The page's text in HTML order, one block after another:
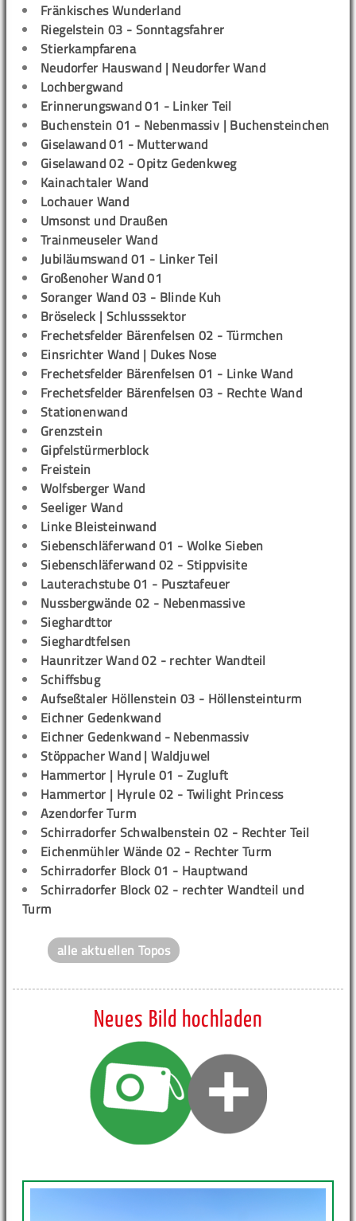
Fränkisches Wunderland
Riegelstein 03 - Sonntagsfahrer
Stierkampfarena
Neudorfer Hauswand | Neudorfer Wand
Lochbergwand
Erinnerungswand 01 - Linker Teil
Buchenstein 01 - Nebenmassiv | Buchensteinchen
Giselawand 01 - Mutterwand
Giselawand 02 - Opitz Gedenkweg
Kainachtaler Wand
Lochauer Wand
Umsonst und Draußen
Trainmeuseler Wand
Jubiläumswand 01 - Linker Teil
Großenoher Wand 01
Soranger Wand 03 - Blinde Kuh
Bröseleck | Schlusssektor
Frechetsfelder Bärenfelsen 02 - Türmchen
Einsrichter Wand | Dukes Nose
Frechetsfelder Bärenfelsen 01 - Linke Wand
Frechetsfelder Bärenfelsen 03 - Rechte Wand
Stationenwand
Grenzstein
Gipfelstürmerblock
Freistein
Wolfsberger Wand
Seeliger Wand
Linke Bleisteinwand
Siebenschläferwand 01 - Wolke Sieben
Siebenschläferwand 02 - Stippvisite
Lauterachstube 01 - Pusztafeuer
Nussbergwände 02 - Nebenmassive
Sieghardttor
Sieghardtfelsen
Haunritzer Wand 02 - rechter Wandteil
Schiffsbug
Aufseßtaler Höllenstein 03 - Höllensteinturm
Eichner Gedenkwand
Eichner Gedenkwand - Nebenmassiv
Stöppacher Wand | Waldjuwel
Hammertor | Hyrule 01 - Zugluft
Hammertor | Hyrule 02 - Twilight Princess
Azendorfer Turm
Schirradorfer Schwalbenstein 02 - Rechter Teil
Eichenmühler Wände 02 - Rechter Turm
Schirradorfer Block 01 - Hauptwand
Schirradorfer Block 02 - rechter Wandteil und
Turm
alle aktuellen Topos
Neues Bild hochladen